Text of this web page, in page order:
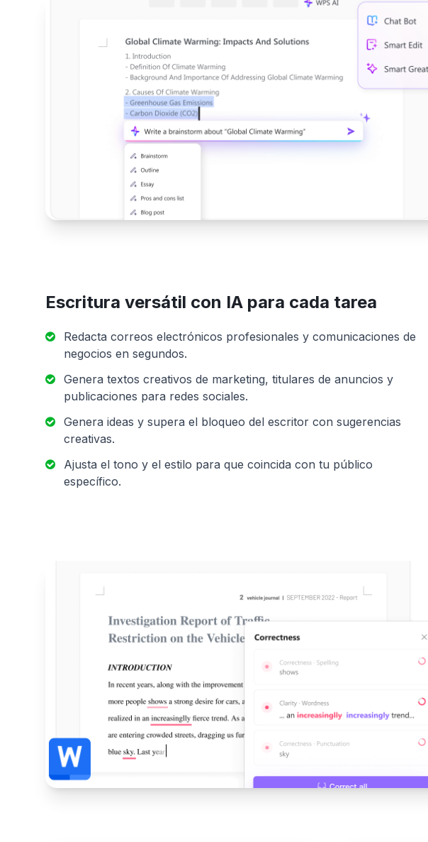
Escritura versátil con IA para cada tarea
Redacta correos electrónicos profesionales y comunicaciones de
negocios en segundos.
Genera textos creativos de marketing, titulares de anuncios y
publicaciones para redes sociales.
Genera ideas y supera el bloqueo del escritor con sugerencias
creativas.
Ajusta el tono y el estilo para que coincida con tu público
específico.